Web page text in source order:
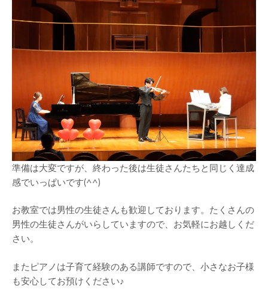
準備は大変ですが、終わった後は生徒さんたちと同じく達成
感でいっぱいです(^^)
お教室では男性の生徒さんも歓迎しております。たくさんの
男性の生徒さんがいらしていますので、お気軽にお越しくだ
さい。
またピアノは子育て経験のある講師ですので、小さなお子様
も安心してお預けください♪